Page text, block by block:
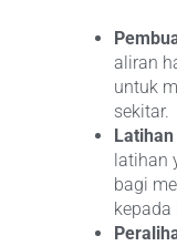
aliran
untuk
sekitar.
latihan
bagi
kepada